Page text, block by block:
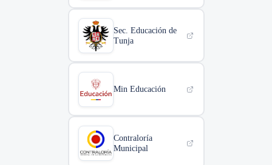
Sec. Educación de
Tunja
Min Educación
Contraloría
Municipal